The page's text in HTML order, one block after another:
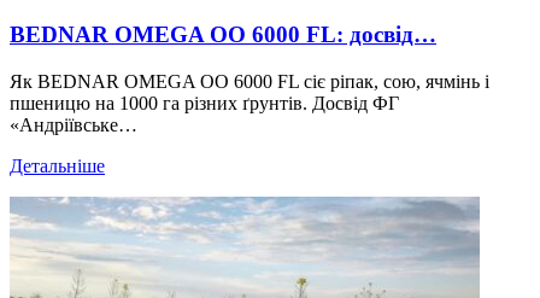
BEDNAR OMEGA OO 6000 FL: досвід…
Як BEDNAR OMEGA OO 6000 FL сіє ріпак, сою, ячмінь і
пшеницю на 1000 га різних ґрунтів. Досвід ФГ
«Андріївське…
Детальніше